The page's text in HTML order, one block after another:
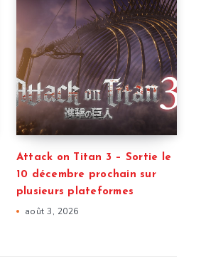
Attack on Titan 3 – Sortie le
10 décembre prochain sur
plusieurs plateformes
août 3, 2026